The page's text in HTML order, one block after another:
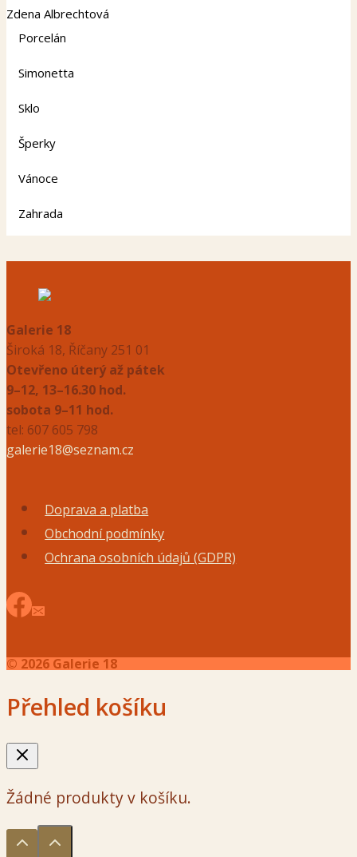
Zdena Albrechtová
Porcelán
Simonetta
Sklo
Šperky
Vánoce
Zahrada
Galerie 18
Široká 18, Říčany 251 01
Otevřeno úterý až pátek
9–12, 13–16.30 hod.
sobota 9–11 hod.
tel: 607 605 798
galerie18@seznam.cz
Doprava a platba
Obchodní podmínky
Ochrana osobních údajů (GDPR)
© 2026 Galerie 18
Přehled košíku
Žádné produkty v košíku.